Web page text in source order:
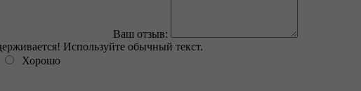
Ваш отзыв:
Используйте обычный текст.
Хорошо